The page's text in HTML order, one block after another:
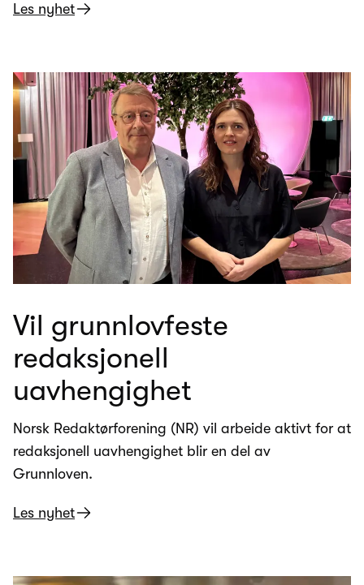
Les nyhet
Vil grunnlovfeste
redaksjonell
uavhengighet
Norsk Redaktørforening (NR) vil arbeide aktivt for at
redaksjonell uavhengighet blir en del av
Grunnloven.
Les nyhet